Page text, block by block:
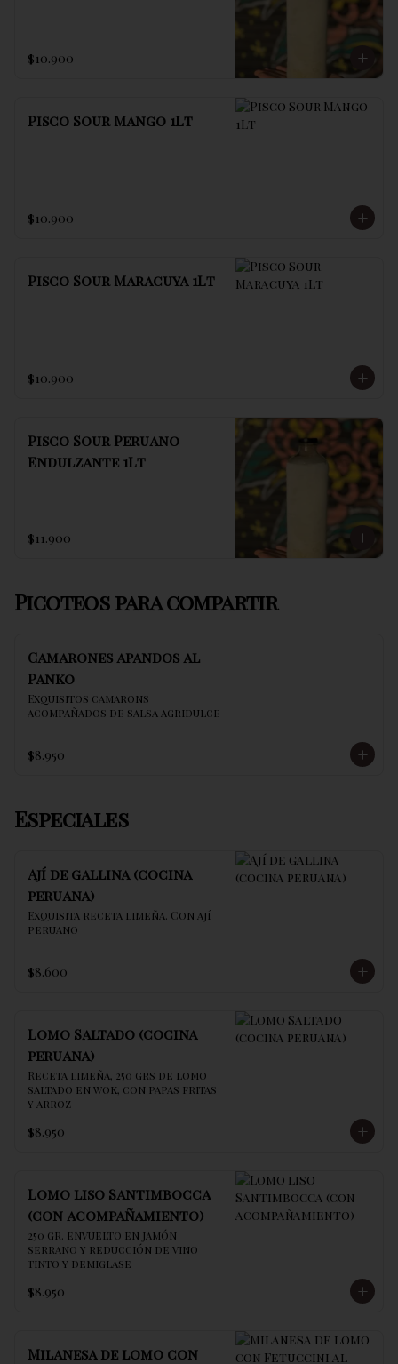
$10.900
Pisco Sour Mango 1Lt
$10.900
Pisco Sour Maracuya 1Lt
$10.900
Pisco Sour Peruano
Endulzante 1Lt
$11.900
Picoteos para compartir
Camarones apandos al
Panko
Exquisitos camarons
acompañados de salsa agridulce
$8.950
Especiales
Ají de gallina (cocina
peruana)
Exquisita receta limeña. Con ají
peruano
$8.600
Lomo Saltado (cocina
peruana)
Receta limeña, 250 grs de lomo
saltado en wok, con papas fritas
y arroz
$8.950
Lomo liso Santimbocca
(con acompañamiento)
250 gr. envuelto en jamón
serrano y reducción de vino
tinto y demiglase
$8.950
Milanesa de lomo con